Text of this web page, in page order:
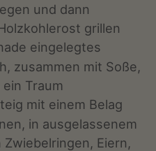
und dann
grillen
eingelegtes
zusammen mit Soße,
Traum
mit einem Belag
in ausgelassenem
Eiern,